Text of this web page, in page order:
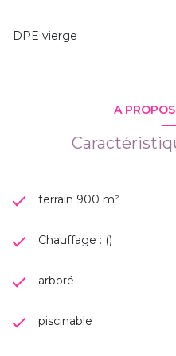
DPE vierge
A
terrain 900 m²
Chauffage : ()
arboré
piscinable